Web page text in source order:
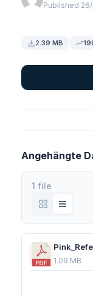
Published
2.39 MB
Angehängte
1 file
1.09 MB